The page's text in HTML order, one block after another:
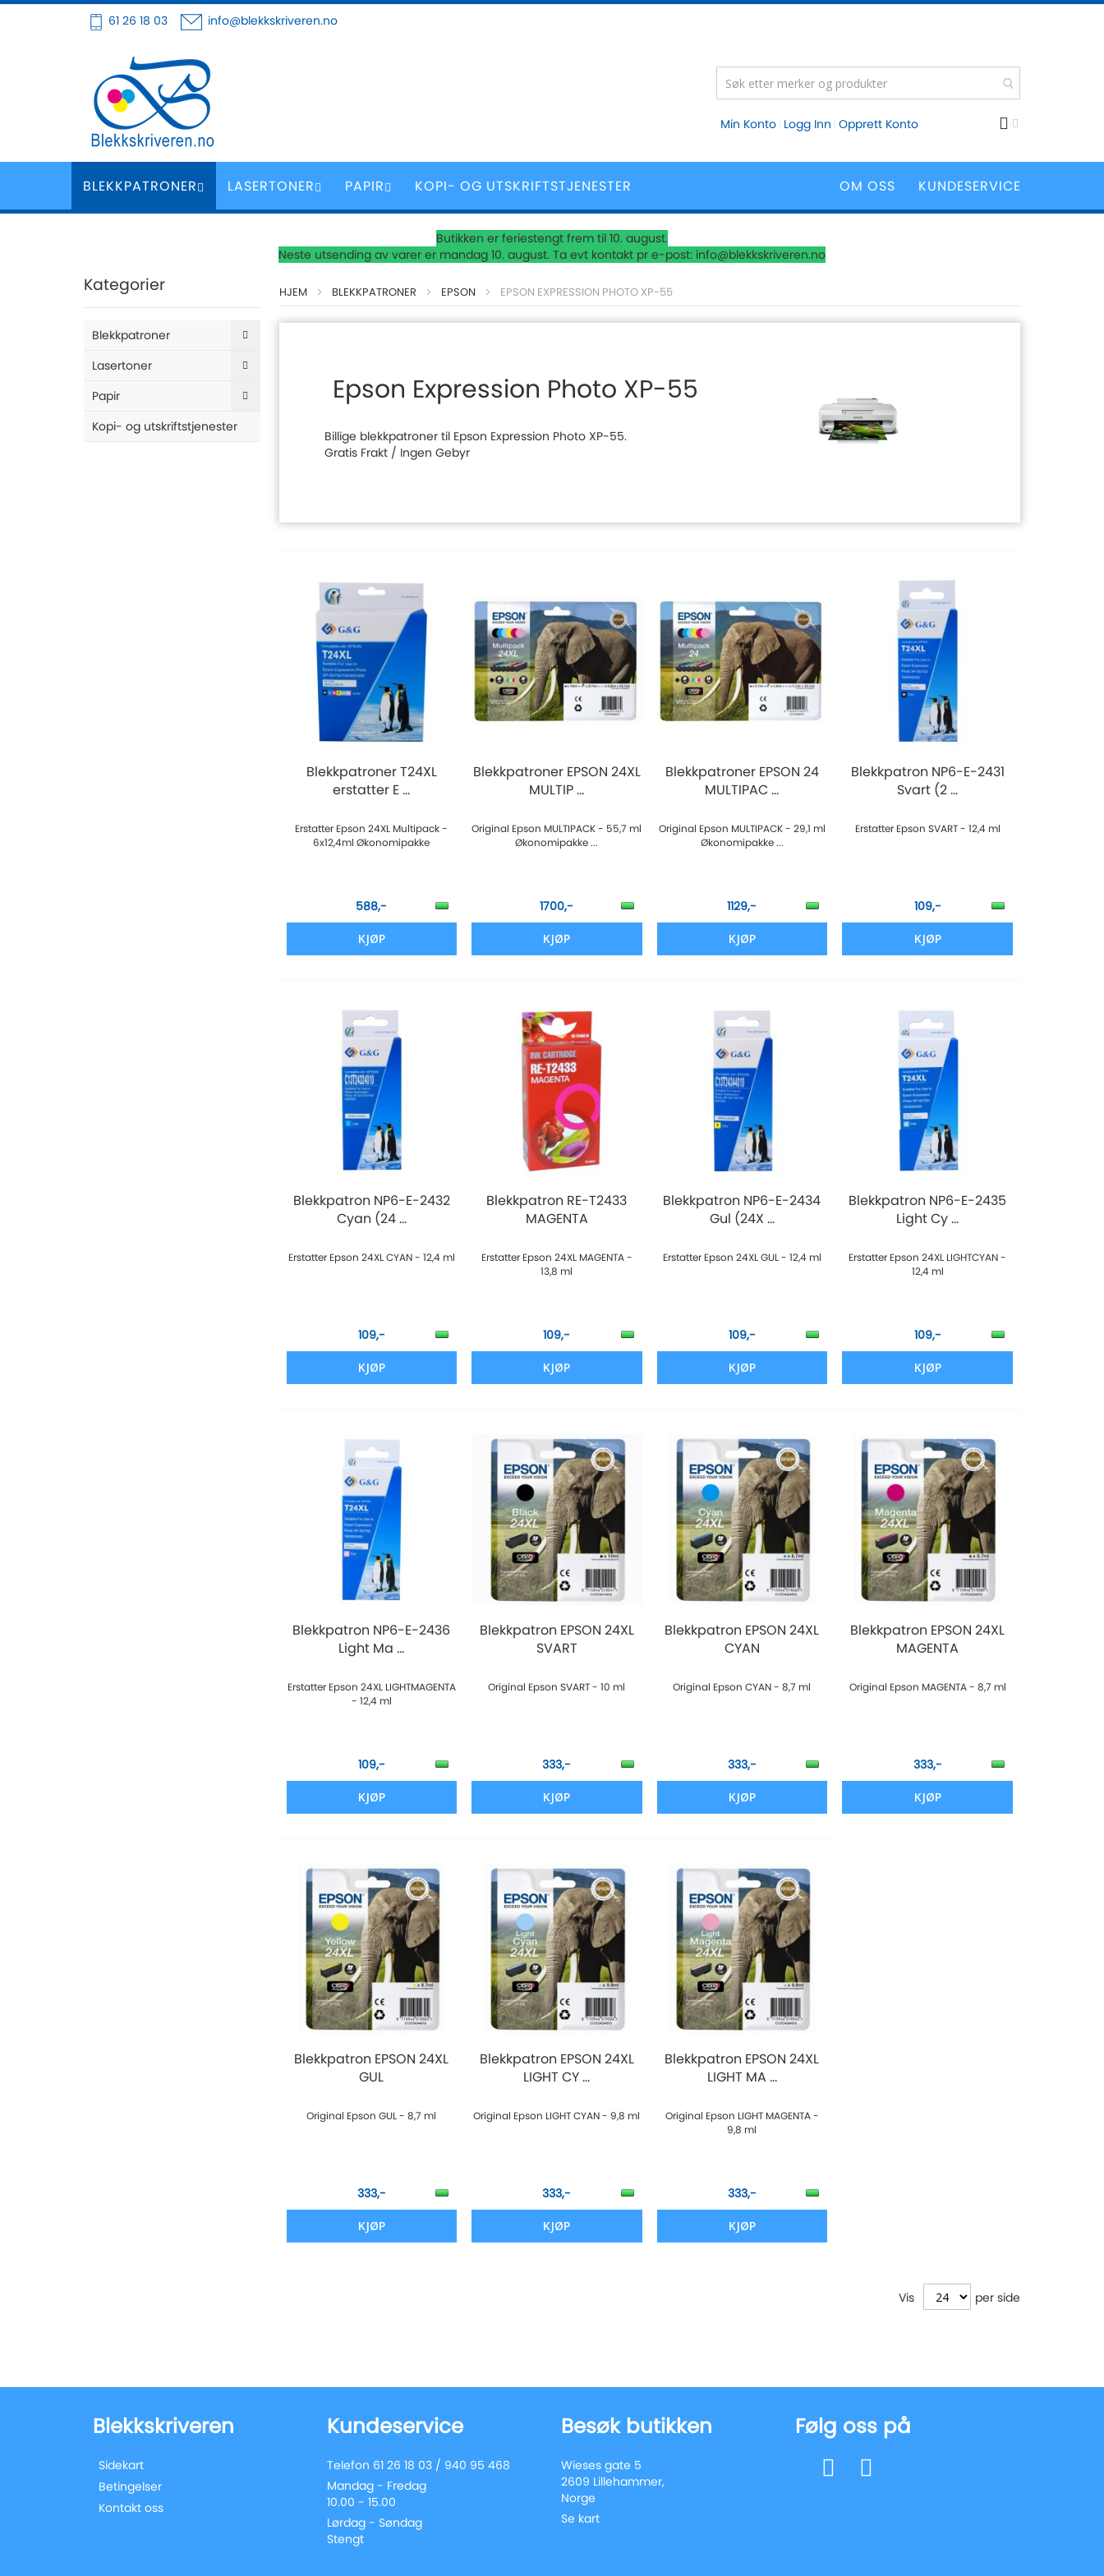
Hoppe
innhold
61 26 18 03 info@blekkskriveren.no
Min Konto Logg Inn Opprett Konto
BLEKKPATRONER LASERTONER PAPIR KOPI- OG UTSKRIFTSTJENESTER KUNDESERVICE
OM OSS
Butikken er feriestengt frem til 10. august.
Neste utsending av varer er mandag 10. august. Ta evt kontakt pr e-post: info@blekkskriveren.no
HJEM BLEKKPATRONER EPSON EPSON EXPRESSION PHOTO XP-55
Epson Expression Photo XP-55
Billige blekkpatroner til Epson Expression Photo XP-55.
Gratis Frakt / Ingen Gebyr
Blekkpatroner T24XL
erstatter E ...
Erstatter Epson 24XL Multipack -
6x12,4ml Økonomipakke
588,-
KJØP
Blekkpatroner EPSON 24XL
MULTIP ...
Original Epson MULTIPACK - 55,7 ml
Økonomipakke ...
1700,-
KJØP
Blekkpatroner EPSON 24
MULTIPAC ...
Original Epson MULTIPACK - 29,1 ml
Økonomipakke ...
1129,-
KJØP
Blekkpatron NP6-E-2431
Svart (2 ...
Erstatter Epson SVART - 12,4 ml
109,-
KJØP
Blekkpatron NP6-E-2432
Cyan (24 ...
Erstatter Epson 24XL CYAN - 12,4 ml
109,-
KJØP
Blekkpatron RE-T2433
MAGENTA
Erstatter Epson 24XL MAGENTA -
13,8 ml
109,-
KJØP
Blekkpatron NP6-E-2434
Gul (24X ...
Erstatter Epson 24XL GUL - 12,4 ml
109,-
KJØP
Blekkpatron NP6-E-2435
Light Cy ...
Erstatter Epson 24XL LIGHTCYAN -
12,4 ml
109,-
KJØP
Blekkpatron NP6-E-2436
Light Ma ...
Erstatter Epson 24XL LIGHTMAGENTA
- 12,4 ml
109,-
KJØP
Blekkpatron EPSON 24XL
SVART
Original Epson SVART - 10 ml
333,-
KJØP
Blekkpatron EPSON 24XL
CYAN
Original Epson CYAN - 8,7 ml
333,-
KJØP
Blekkpatron EPSON 24XL
MAGENTA
Original Epson MAGENTA - 8,7 ml
333,-
KJØP
Blekkpatron EPSON 24XL
GUL
Original Epson GUL - 8,7 ml
333,-
KJØP
Blekkpatron EPSON 24XL
LIGHT CY ...
Original Epson LIGHT CYAN - 9,8 ml
333,-
KJØP
Blekkpatron EPSON 24XL
LIGHT MA ...
Original Epson LIGHT MAGENTA -
9,8 ml
333,-
KJØP
Vis per side
Kategorier
Blekkpatroner
Lasertoner
Papir
Kopi- og utskriftstjenester
Blekkskriveren
Sidekart
Betingelser
Kontakt oss
Kundeservice
Telefon 61 26 18 03 / 940 95 468
Mandag - Fredag
10.00 - 15.00
Lørdag - Søndag
Stengt
Besøk butikken
Wieses gate 5
2609 Lillehammer,
Norge
Se kart
Følg oss på